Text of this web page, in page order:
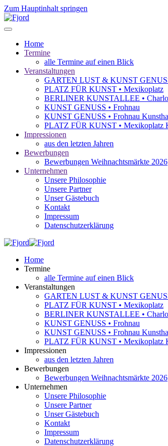
Zum Hauptinhalt springen
Home
Termine
alle Termine auf einen Blick
Veranstaltungen
GARTEN LUST & KUNST
PLATZ FÜR KUNST • Mexikoplatz
BERLINER KUNSTALLEE •
KUNST GENUSS • Frohnau
KUNST GENUSS • Frohnau
PLATZ FÜR KUNST •
Impressionen
aus den letzten Jahren
Bewerbungen
Bewerbungen Weihnachtsmärkte 2026
Unternehmen
Unsere Philosophie
Unsere Partner
Unser Gästebuch
Kontakt
Impressum
Datenschutzerklärung
Home
Termine
alle Termine auf einen Blick
Veranstaltungen
GARTEN LUST & KUNST
PLATZ FÜR KUNST • Mexikoplatz
BERLINER KUNSTALLEE •
KUNST GENUSS • Frohnau
KUNST GENUSS • Frohnau
PLATZ FÜR KUNST •
Impressionen
aus den letzten Jahren
Bewerbungen
Bewerbungen Weihnachtsmärkte 2026
Unternehmen
Unsere Philosophie
Unsere Partner
Unser Gästebuch
Kontakt
Impressum
Datenschutzerklärung